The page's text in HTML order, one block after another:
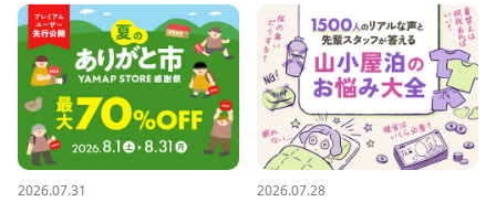
2026.07.31 2026.07.28